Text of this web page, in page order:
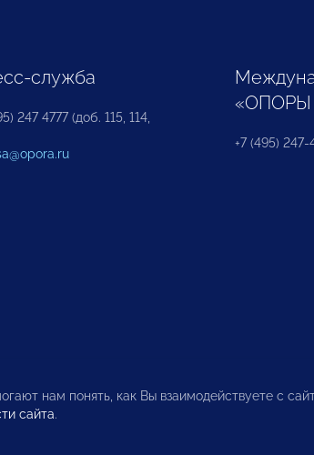
служба
247 4777 (доб. 115, 114,
+7 (495) 247-
нам понять, как Вы взаимодействуете с
сайта.